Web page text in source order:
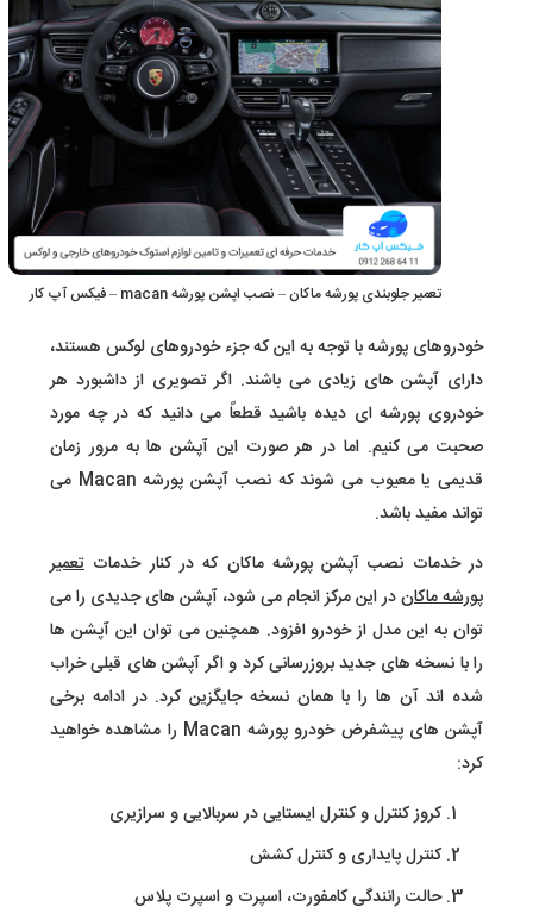
تعمیر جلوبندی پورشه ماکان – نصب اپشن پورشه macan – فیکس آپ کار
خودروهای پورشه با توجه به این که جزء خودروهای لوکس هستند،
دارای آپشن های زیادی می باشند. اگر تصویری از داشبورد هر
خودروی پورشه ای دیده باشید قطعاً می دانید که در چه مورد
صحبت می کنیم. اما در هر صورت این آپشن ها به مرور زمان
قدیمی یا معیوب می شوند که نصب آپشن پورشه Macan می
تواند مفید باشد.
در خدمات نصب آپشن پورشه ماکان که در کنار خدمات تعمیر
پورشه ماکاندر این مرکز انجام می شود، آپشن های جدیدی را می
توان به این مدل از خودرو افزود. همچنین می توان این آپشن ها
را با نسخه های جدید بروزرسانی کرد و اگر آپشن های قبلی خراب
شده اند آن ها را با همان نسخه جایگزین کرد. در ادامه برخی
آپشن های پیشفرض خودرو پورشه Macan را مشاهده خواهید
کرد:
کروز کنترل و کنترل ایستایی در سربالایی و سرازیری
کنترل پایداری و کنترل کشش
حالت رانندگی کامفورت، اسپرت و اسپرت پلاس